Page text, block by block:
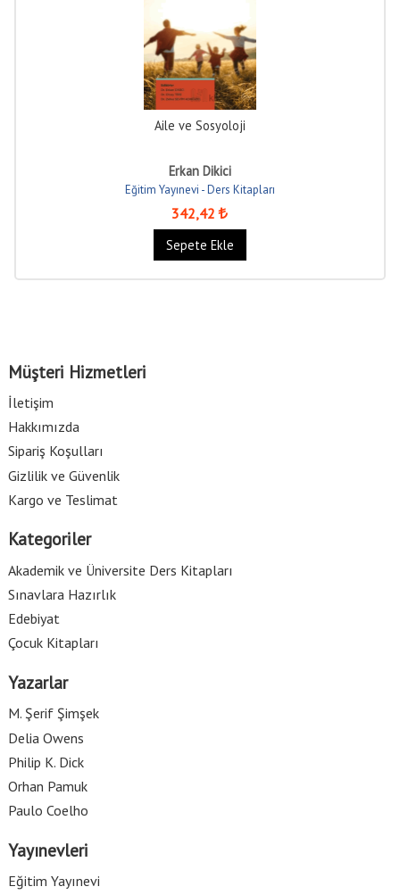
Aile ve Sosyoloji
Erkan Dikici
Eğitim Yayınevi - Ders Kitapları
342,42
Sepete Ekle
Müşteri Hizmetleri
İletişim
Hakkımızda
Sipariş Koşulları
Gizlilik ve Güvenlik
Kargo ve Teslimat
Kategoriler
Akademik ve Üniversite Ders Kitapları
Sınavlara Hazırlık
Edebiyat
Çocuk Kitapları
Yazarlar
M. Şerif Şimşek
Delia Owens
Philip K. Dick
Orhan Pamuk
Paulo Coelho
Yayınevleri
Eğitim Yayınevi